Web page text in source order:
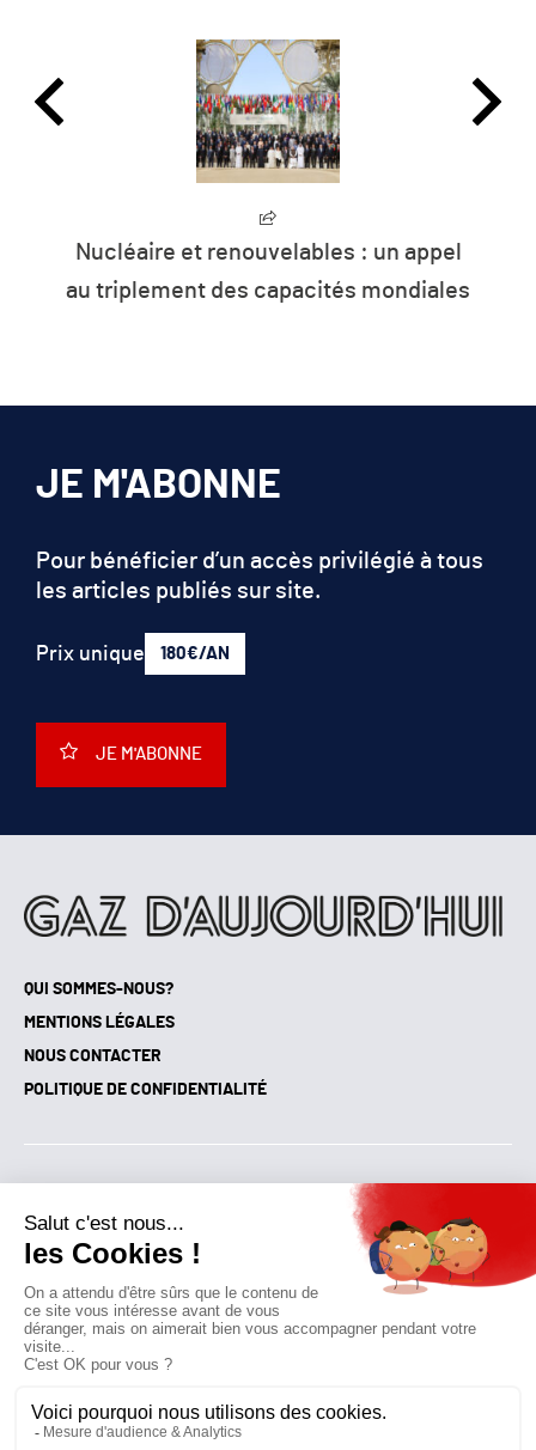
Nucléaire et renouvelables : un appel
au triplement des capacités mondiales
QUI SOMMES-NOUS?
MENTIONS LÉGALES
NOUS CONTACTER
POLITIQUE DE CONFIDENTIALITÉ
Mes favoris
JE M'ABONNE
Pour bénéficier d’un accès privilégié à tous
les articles publiés sur site.
Prix unique 180€/AN
JE M'ABONNE